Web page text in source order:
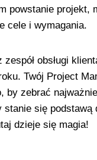
powstanie projekt,
cele i wymagania.
zespół obsługi
Twój Project
by zebrać
stanie się podstawą
dzieje się magia!